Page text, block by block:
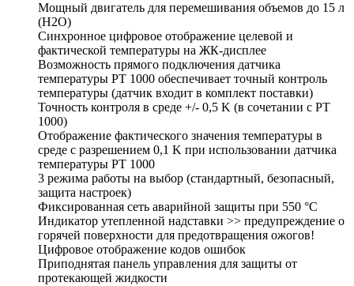
Мощный двигатель для перемешивания объемов до 15 л
(H2O)
Синхронное цифровое отображение целевой и
фактической температуры на ЖК-дисплее
Возможность прямого подключения датчика
температуры PT 1000 обеспечивает точный контроль
температуры (датчик входит в комплект поставки)
Точность контроля в среде +/- 0,5 K (в сочетании с PT
1000)
Отображение фактического значения температуры в
среде с разрешением 0,1 K при использовании датчика
температуры PT 1000
3 режима работы на выбор (стандартный, безопасный,
защита настроек)
Фиксированная сеть аварийной защиты при 550 °C
Индикатор утепленной надставки >> предупреждение о
горячей поверхности для предотвращения ожогов!
Цифровое отображение кодов ошибок
Приподнятая панель управления для защиты от
протекающей жидкости